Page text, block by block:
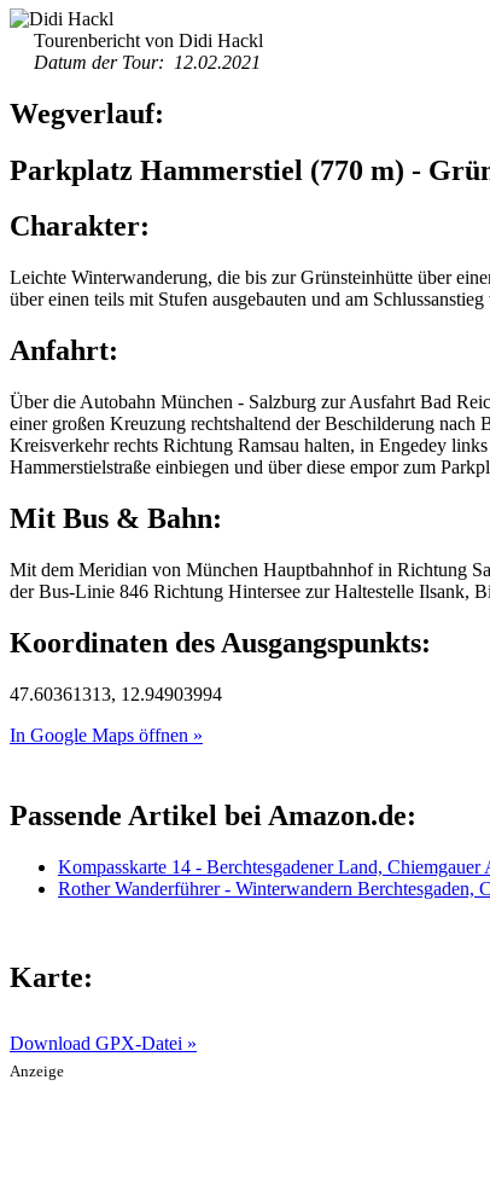
Tourenbericht von Didi Hackl
Datum der Tour: 12.02.2021
Wegverlauf:
Parkplatz Hammerstiel (770 m) -
Charakter:
Leichte Winterwanderung, die bis zur Grünsteinhütte über
über einen teils mit Stufen ausgebauten und am
Anfahrt:
Über die Autobahn München - Salzburg zur Ausfahrt Bad
einer großen Kreuzung rechtshaltend der Beschilderung
Kreisverkehr rechts Richtung Ramsau halten, in Engedey
Hammerstielstraße einbiegen und über diese empor zum
Mit Bus & Bahn:
Mit dem Meridian von München Hauptbahnhof in Richtung
der Bus-Linie 846 Richtung Hintersee zur Haltestelle Ilsank,
Koordinaten des Ausgangspunkts:
47.60361313, 12.94903994
In Google Maps öffnen »
Passende Artikel bei Amazon.de:
Kompasskarte 14 - Berchtesgadener Land, Chiemgauer
Rother Wanderführer - Winterwandern Berchtesgaden,
Karte:
Download GPX-Datei »
Anzeige